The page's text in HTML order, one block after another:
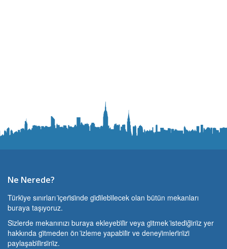
Ne Nerede?
Türki̇ye sınırları i̇çeri̇si̇nde gi̇di̇lebi̇lecek olan bütün mekanları
buraya taşıyoruz.
Si̇zlerde mekanınızı buraya ekleyebi̇li̇r veya gi̇tmek i̇stedi̇ği̇ni̇z yer
hakkında gi̇tmeden ön i̇zleme yapabi̇li̇r ve deneyi̇mleri̇ni̇zi̇
paylaşabi̇li̇rsi̇ni̇z.